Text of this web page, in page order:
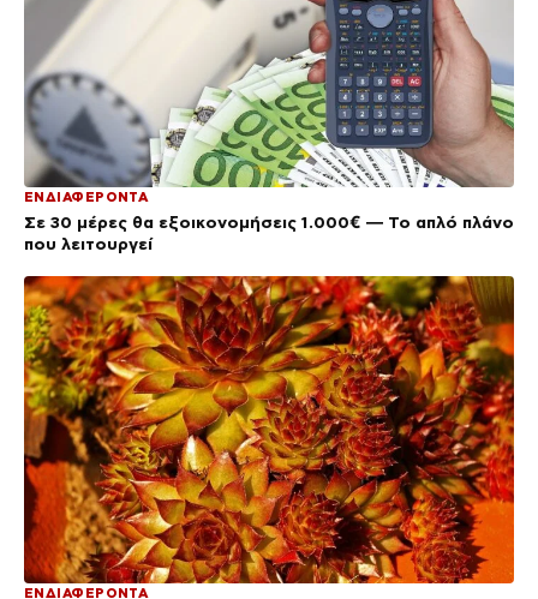
ΕΝΔΙΑΦΕΡΟΝΤΑ
Σε 30 μέρες θα εξοικονομήσεις 1.000€ — Το απλό πλάνο
που λειτουργεί
ΕΝΔΙΑΦΕΡΟΝΤΑ